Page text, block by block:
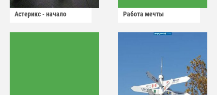
Астерикс - начало Работа мечты